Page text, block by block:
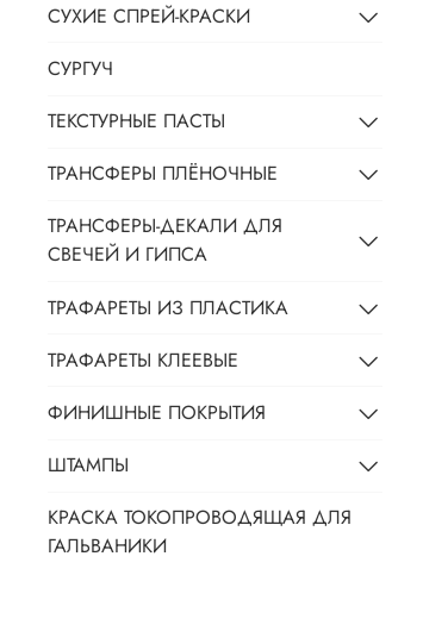
СУХИЕ СПРЕЙ-КРАСКИ
СУРГУЧ
ТЕКСТУРНЫЕ ПАСТЫ
ТРАНСФЕРЫ ПЛЁНОЧНЫЕ
ТРАНСФЕРЫ-ДЕКАЛИ ДЛЯ
СВЕЧЕЙ И ГИПСА
ТРАФАРЕТЫ ИЗ ПЛАСТИКА
ТРАФАРЕТЫ КЛЕЕВЫЕ
ФИНИШНЫЕ ПОКРЫТИЯ
ШТАМПЫ
КРАСКА ТОКОПРОВОДЯЩАЯ ДЛЯ
ГАЛЬВАНИКИ